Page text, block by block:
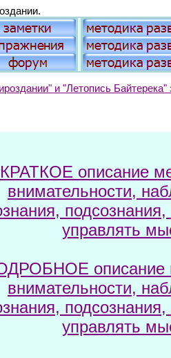
и "Летопись
КРАТКОЕ описание
внимательности,
управлять
описание
внимательности,
управлять